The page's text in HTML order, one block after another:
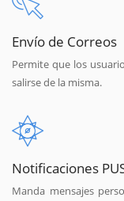
Envío de Correos
Permite que los
salirse de la misma.
Notificaciones
Manda mensajes